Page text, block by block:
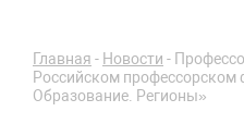
Главная - Новости -
Российском профессорском
Образование. Регионы»